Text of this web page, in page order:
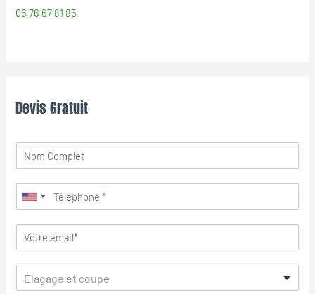
06 76 67 81 85
Devis Gratuit
Élagage et coupe